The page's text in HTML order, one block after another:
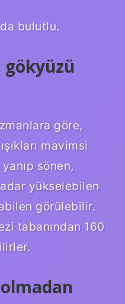
bulutlu.
gökyüzü
göre,
mavimsi
sönen,
yükselebilen
görülebilir.
tabanından 160